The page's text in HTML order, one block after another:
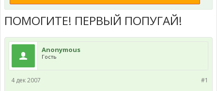
ПОМОГИТЕ! ПЕРВЫЙ ПОПУГАЙ!
Anonymous
Гость
#1
4 дек 2007